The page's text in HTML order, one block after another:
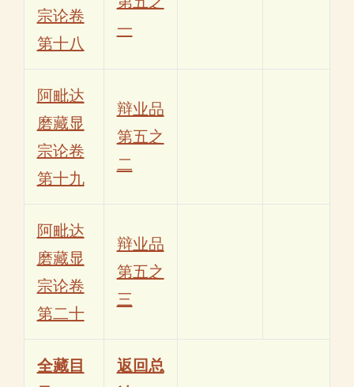
宗论卷
第十八
一
阿毗达
磨藏显
宗论卷
第十九
辩业品
第五之
二
阿毗达
磨藏显
宗论卷
第二十
辩业品
第五之
三
全藏目
返回总